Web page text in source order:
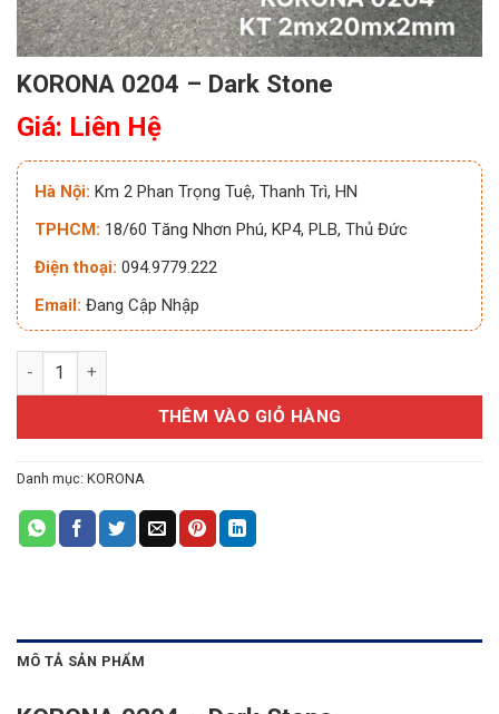
KORONA 0204 – Dark Stone
Giá: Liên Hệ
Hà Nội: Km 2 Phan Trọng Tuệ, Thanh Trì, HN
TPHCM: 18/60 Tăng Nhơn Phú, KP4, PLB, Thủ Đức
Điện thoại: 094.9779.222
Email: Đang Cập Nhập
KORONA 0204 – Dark Stone số lượng
THÊM VÀO GIỎ HÀNG
Danh mục: KORONA
MÔ TẢ SẢN PHẨM